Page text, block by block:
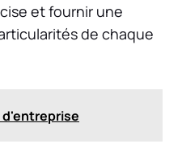
et fournir une
de chaque